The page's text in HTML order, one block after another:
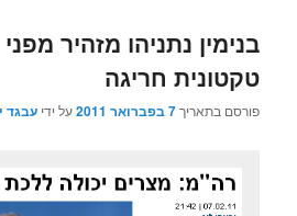
בנימין נתניהו מזהיר
טקטונית חריגה
פורסם בתאריך7 בפברואר 2011 על ידיעבגד